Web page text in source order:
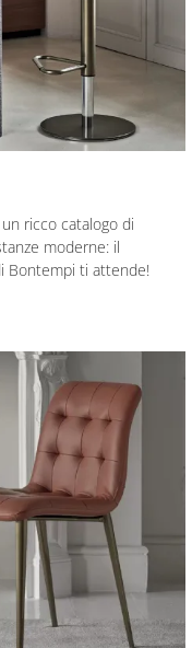
ricco catalogo di
moderne: il
Bontempi ti attende!